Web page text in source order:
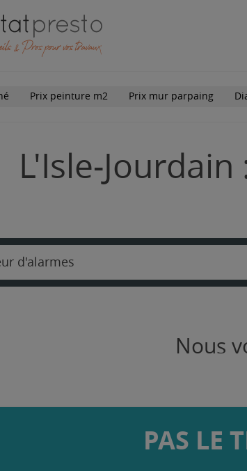
Prix peinture m2 Prix mur parpaing
L'Isle-
d'alarmes
Nous
PAS LE